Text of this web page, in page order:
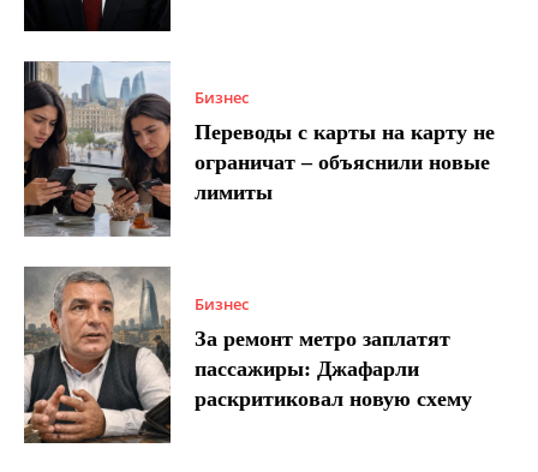
Бизнес
Переводы с карты на карту не
ограничат – объяснили новые
лимиты
Бизнес
За ремонт метро заплатят
пассажиры: Джафарли
раскритиковал новую схему